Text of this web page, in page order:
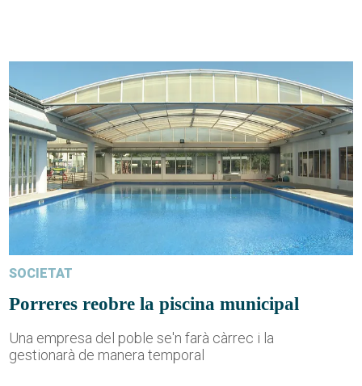
SOCIETAT
Porreres reobre la piscina municipal
Una empresa del poble se'n farà càrrec i la
gestionarà de manera temporal